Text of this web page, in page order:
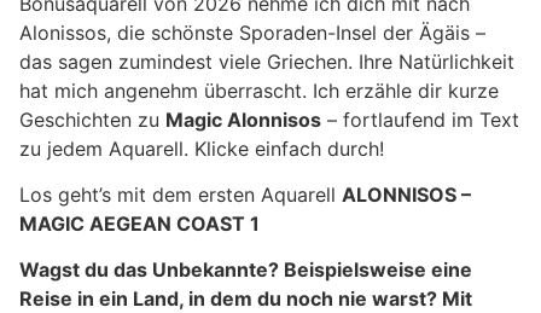
Alonissos, die schönste Sporaden-Insel der Ägäis –
das sagen zumindest viele Griechen. Ihre Natürlichkeit
hat mich angenehm überrascht. Ich erzähle dir kurze
Geschichten zu Magic Alonnisos – fortlaufend im Text
zu jedem Aquarell. Klicke einfach durch!
Los geht’s mit dem ersten Aquarell ALONNISOS –
MAGIC AEGEAN COAST 1
Wagst du das Unbekannte? Beispielsweise eine
Reise in ein Land, in dem du noch nie warst? Mit